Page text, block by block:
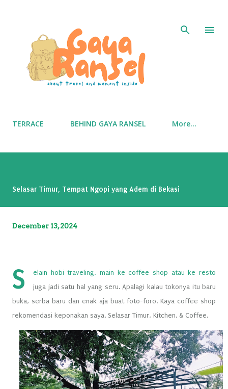
TERRACE BEHIND GAYA RANSEL More…
Selasar Timur, Tempat Ngopi yang Adem di Bekasi
December 13, 2024
S
elain hobi traveling, main ke coffee shop atau ke resto
juga jadi satu hal yang seru. Apalagi kalau tokonya itu baru
buka, serba baru dan enak aja buat foto-foro. Kaya coffee shop
rekomendasi keponakan saya. Selasar Timur, Kitchen. & Coffee.